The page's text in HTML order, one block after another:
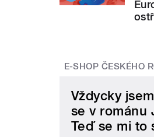
E-SHOP ČESKÉHO
Vždycky
se v románu
Teď se mi to